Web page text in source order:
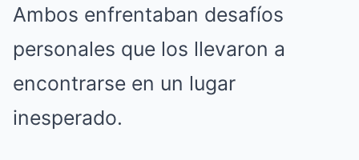
Ambos enfrentaban desafíos
personales que los llevaron a
encontrarse en un lugar
inesperado.